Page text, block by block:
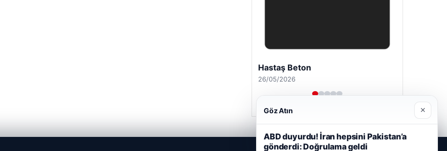
Hastaş Beton
26/05/2026
Göz Atın ×
ABD duyurdu! İran hepsini Pakistan’a
gönderdi: Doğrulama geldi